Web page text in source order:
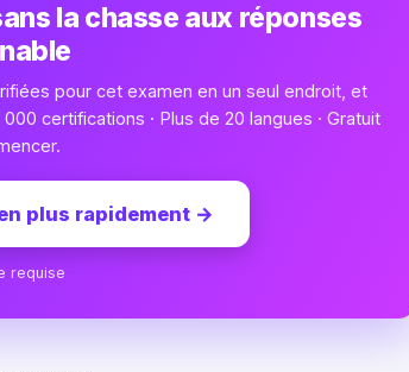
la chasse aux réponses
pour cet examen en un seul endroit, et
certifications · Plus de 20 langues · Gratuit
plus rapidement →
requise